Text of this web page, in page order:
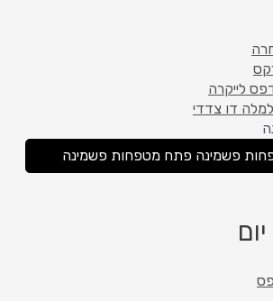
לייקרה
דו צדדי
פשמינה פתח מטפחות פשמינה